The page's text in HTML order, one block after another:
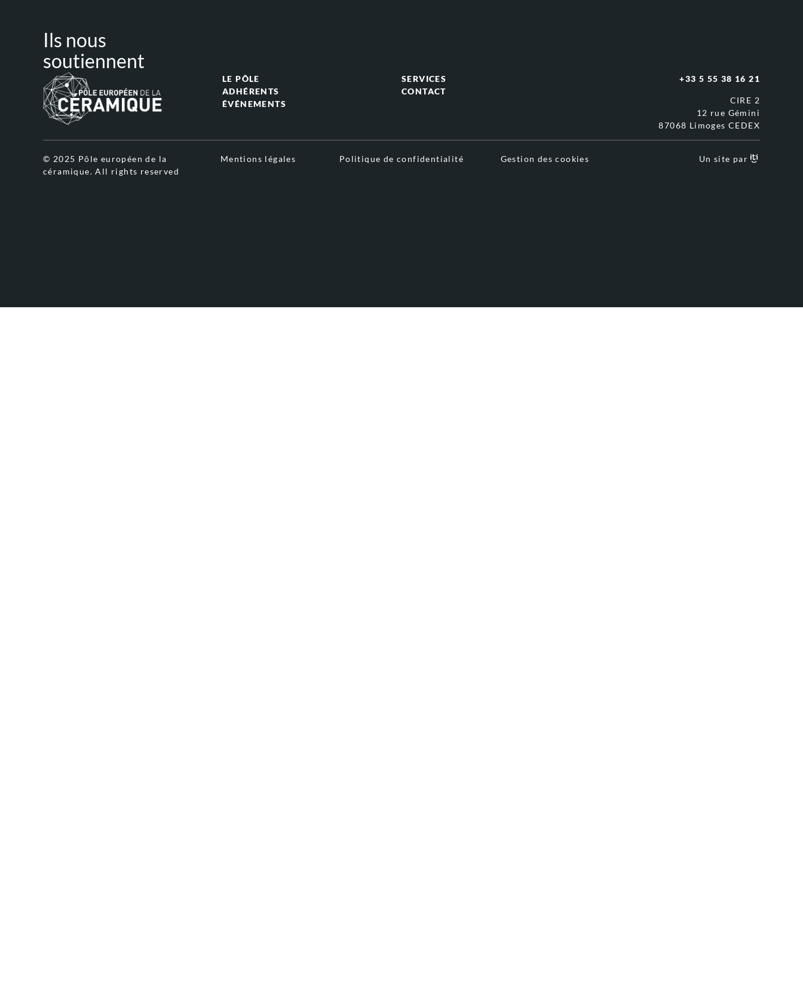
Ils nous
soutiennent
LE PÔLE
ADHÉRENTS
ÉVÉNEMENTS
SERVICES
CONTACT
+33 5 55 38 16 21
CIRE 2
12 rue Gémini
87068 Limoges CEDEX
© 2025 Pôle européen de la
céramique. All rights reserved
Mentions légales Politique de confidentialité Gestion des cookies Un site par